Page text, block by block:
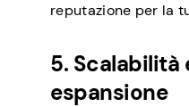
reputazione per la
5.
espansione